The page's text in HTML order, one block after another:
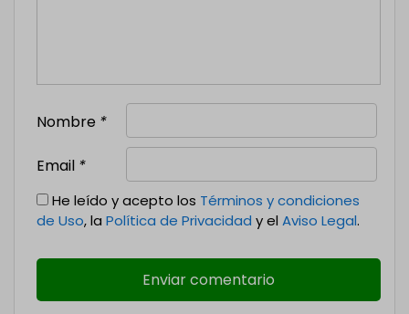
Nombre *
Email *
He leído y acepto los Términos y condiciones
de Uso, la Política de Privacidad y el Aviso Legal.